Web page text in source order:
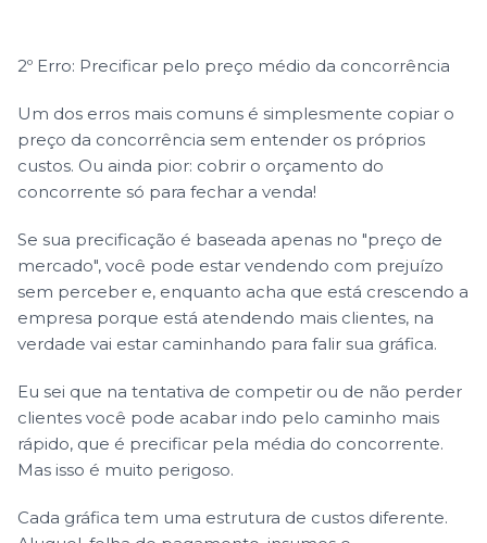
2º Erro: Precificar pelo preço médio da concorrência
Um dos erros mais comuns é simplesmente copiar o
preço da concorrência sem entender os próprios
custos. Ou ainda pior: cobrir o orçamento do
concorrente só para fechar a venda!
Se sua precificação é baseada apenas no "preço de
mercado", você pode estar vendendo com prejuízo
sem perceber e, enquanto acha que está crescendo a
empresa porque está atendendo mais clientes, na
verdade vai estar caminhando para falir sua gráfica.
Eu sei que na tentativa de competir ou de não perder
clientes você pode acabar indo pelo caminho mais
rápido, que é precificar pela média do concorrente.
Mas isso é muito perigoso.
Cada gráfica tem uma estrutura de custos diferente.